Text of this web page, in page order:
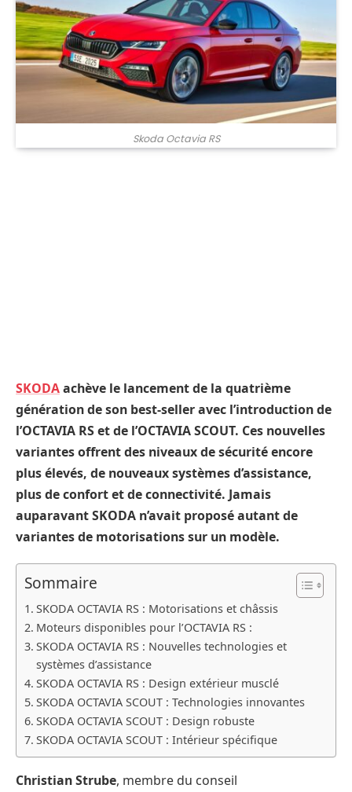
Skoda Octavia RS
SKODAachève le lancement de la quatrième
génération de son best-seller avec l’introduction de
l’OCTAVIA RS et de l’OCTAVIA SCOUT. Ces nouvelles
variantes offrent des niveaux de sécurité encore
plus élevés, de nouveaux systèmes d’assistance,
plus de confort et de connectivité. Jamais
auparavant SKODA n’avait proposé autant de
variantes de motorisations sur un modèle.
Sommaire
SKODA OCTAVIA RS : Motorisations et châssis
Moteurs disponibles pour l’OCTAVIA RS :
SKODA OCTAVIA RS : Nouvelles technologies et
systèmes d’assistance
SKODA OCTAVIA RS : Design extérieur musclé
SKODA OCTAVIA SCOUT : Technologies innovantes
SKODA OCTAVIA SCOUT : Design robuste
SKODA OCTAVIA SCOUT : Intérieur spécifique
Christian Strube, membre du conseil